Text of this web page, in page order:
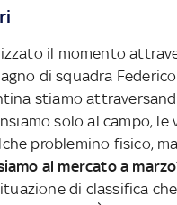
il momento
di squadra
stiamo
solo al campo,
problemino fisico,
al mercato a
di classifica che